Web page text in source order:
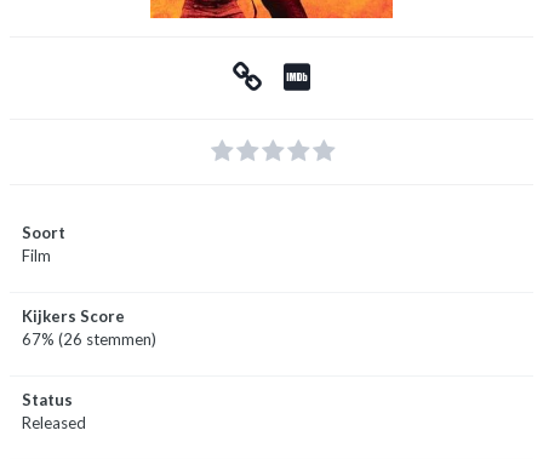
Soort
Film
Kijkers Score
67% (26 stemmen)
Status
Released